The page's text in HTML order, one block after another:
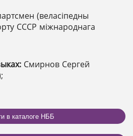
(веласіпедны
СССР міжнароднага
Смирнов Сергей
в каталоге НББ